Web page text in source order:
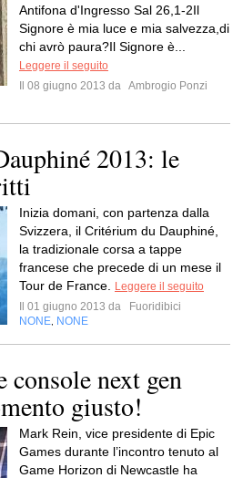
Antifona d'Ingresso Sal 26,1-2Il
Signore è mia luce e mia salvezza,di
chi avrò paura?Il Signore è...
Leggere il seguito
Il 08 giugno 2013 da Ambrogio Ponzi
2013: le
Inizia domani, con partenza dalla
Svizzera, il Critérium du Dauphiné,
la tradizionale corsa a tappe
francese che precede di un mese il
Tour de France.
Leggere il seguito
Il 01 giugno 2013 da
Fuoridibici
NONE NONE
console next gen
giusto!
Mark Rein, vice presidente di Epic
Games durante l’incontro tenuto al
Game Horizon di Newcastle ha